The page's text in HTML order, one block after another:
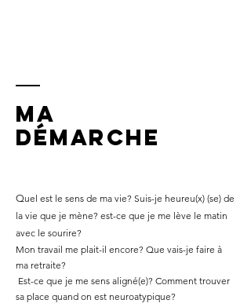
Ma
démarche
Quel est le sens de ma vie? Suis-je heureu(x) (se) de
la vie que je mène? est-ce que je me lève le matin
avec le sourire?
Mon travail me plait-il encore? Que vais-je faire à
ma retraite?
Est-ce que je me sens aligné(e)? Comment trouver
sa place quand on est neuroatypique?